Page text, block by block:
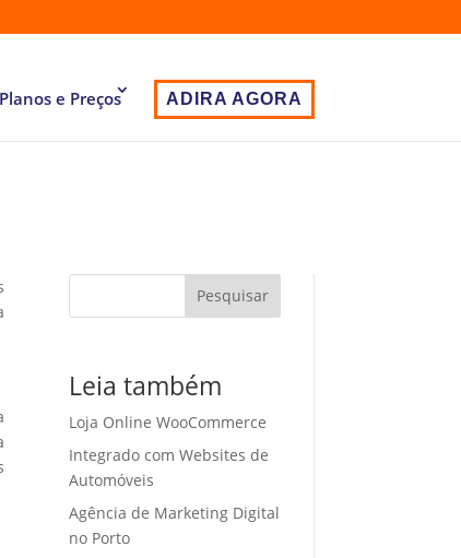
Planos e Preços ADIRA AGORA
Pesquisar
Leia também
Loja Online WooCommerce
Integrado com Websites de
Automóveis
Agência de Marketing Digital
no Porto